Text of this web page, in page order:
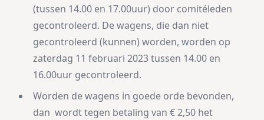
(tussen 14.00 en 17.00uur) door comitéleden
gecontroleerd. De wagens, die dan niet
gecontroleerd (kunnen) worden, worden op
zaterdag 11 februari 2023 tussen 14.00 en
16.00uur gecontroleerd.
Worden de wagens in goede orde bevonden,
dan wordt tegen betaling van € 2,50 het